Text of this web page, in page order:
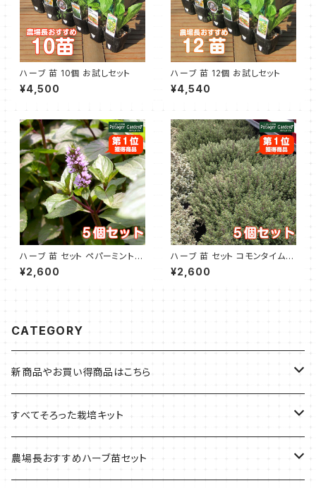
ハーブ 苗 10個 お試しセット
¥4,500
ハーブ 苗 12個 お試しセット
¥4,540
ハーブ 苗 セット ペパーミント 5
個
¥2,600
ハーブ 苗 セット コモンタイム 5
個
¥2,600
CATEGORY
新商品やお買い得商品はこちら
今イチオシの商品
季節のおすすめ商品
すべてそろった栽培キット
フェルトプランターの栽培キット
農場長おすすめハーブ苗セット